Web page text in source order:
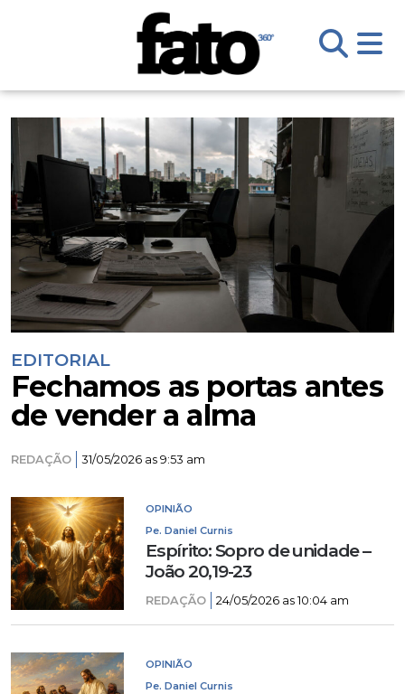
EDITORIAL
Fechamos as portas antes
de vender a alma
REDAÇÃO 31/05/2026 as 9:53 am
OPINIÃO
Pe. Daniel Curnis
Espírito: Sopro de unidade –
João 20,19-23
REDAÇÃO 24/05/2026 as 10:04 am
OPINIÃO
Pe. Daniel Curnis